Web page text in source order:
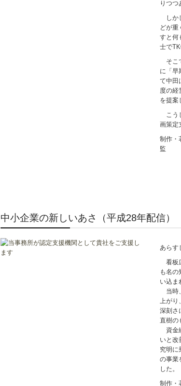
りつつ
しか
どが重
すと何
士で
そこ
に「早
て中田
度の経
を提案
こう
画策定
制作・
監 修
中小企業の新しいあさ（平成28年配信）
あらす
看板
も名の
い込ま
当時
上がり
深刻さ
直樹の
資金
いと改
究明に
の事業
した。
制作・